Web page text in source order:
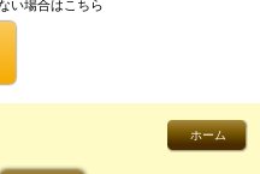
い場合はこちら
ホーム